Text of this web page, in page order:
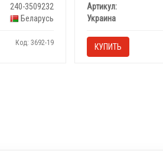
240-3509232
Беларусь
Код: 3692-19
Артикул:
Украина
КУПИТЬ